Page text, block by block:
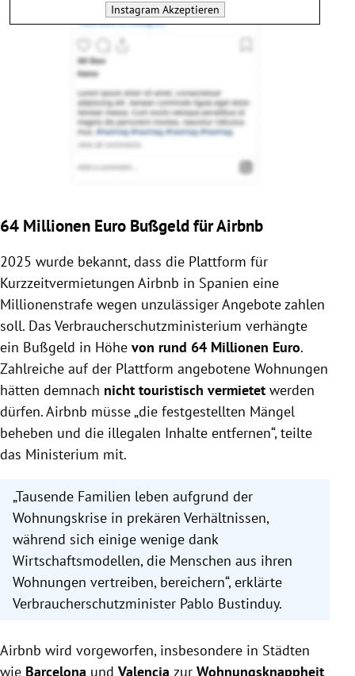
InstagramAkzeptieren
64 Millionen Euro Bußgeld für Airbnb
2025 wurde bekannt, dass die Plattform für
Kurzzeitvermietungen Airbnb in Spanien eine
Millionenstrafe wegen unzulässiger Angebote zahlen
soll. Das Verbraucherschutzministerium verhängte
ein Bußgeld in Höhe von rund 64 Millionen Euro.
Zahlreiche auf der Plattform angebotene Wohnungen
hätten demnach nicht touristisch vermietet werden
dürfen.Airbnb müsse „die festgestellten Mängel
beheben und die illegalen Inhalte entfernen“, teilte
das Ministerium mit.
„Tausende Familien leben aufgrund der
Wohnungskrise in prekären Verhältnissen,
während sich einige wenige dank
Wirtschaftsmodellen, die Menschen aus ihren
Wohnungen vertreiben, bereichern“, erklärte
Verbraucherschutzminister Pablo Bustinduy.
Airbnb wird vorgeworfen, insbesondere in Städten
wie Barcelona und Valencia zur Wohnungsknappheit